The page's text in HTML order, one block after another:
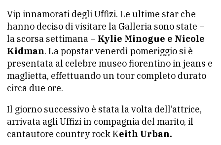
Vip innamorati degli Uffizi. Le ultime star che
hanno deciso di visitare la Galleria sono state –
la scorsa settimana – Kylie Minogue e Nicole
Kidman. La popstar venerdì pomeriggio si è
presentata al celebre museo fiorentino in jeans e
maglietta, effettuando un tour completo durato
circa due ore.
Il giorno successivo è stata la volta dell’attrice,
arrivata agli Uffizi in compagnia del marito, il
cantautore country rock Keith Urban.